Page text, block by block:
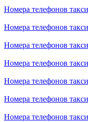
Номера телефонов
Номера телефонов
Номера телефонов
Номера телефонов
Номера телефонов
Номера телефонов
Номера телефонов